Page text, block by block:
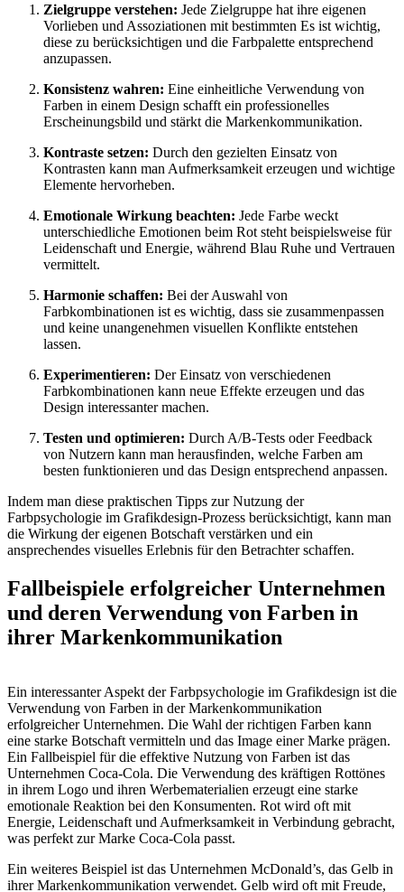
Zielgruppe verstehen: Jede Zielgruppe hat ihre eigenen
Vorlieben und Assoziationen mit bestimmten Es ist wichtig,
diese zu berücksichtigen und die Farbpalette entsprechend
anzupassen.
Konsistenz wahren: Eine einheitliche Verwendung von
Farben in einem Design schafft ein professionelles
Erscheinungsbild und stärkt die Markenkommunikation.
Kontraste setzen: Durch den gezielten Einsatz von
Kontrasten kann man Aufmerksamkeit erzeugen und wichtige
Elemente hervorheben.
Emotionale Wirkung beachten: Jede Farbe weckt
unterschiedliche Emotionen beim Rot steht beispielsweise für
Leidenschaft und Energie, während Blau Ruhe und Vertrauen
vermittelt.
Harmonie schaffen: Bei der Auswahl von
Farbkombinationen ist es wichtig, dass sie zusammenpassen
und keine unangenehmen visuellen Konflikte entstehen
lassen.
Experimentieren: Der Einsatz von verschiedenen
Farbkombinationen kann neue Effekte erzeugen und das
Design interessanter machen.
Testen und optimieren: Durch A/B-Tests oder Feedback
von Nutzern kann man herausfinden, welche Farben am
besten funktionieren und das Design entsprechend anpassen.
Indem man diese praktischen Tipps zur Nutzung der
Farbpsychologie im Grafikdesign-Prozess berücksichtigt, kann man
die Wirkung der eigenen Botschaft verstärken und ein
ansprechendes visuelles Erlebnis für den Betrachter schaffen.
Fallbeispiele erfolgreicher Unternehmen
und deren Verwendung von Farben in
ihrer Markenkommunikation
Ein interessanter Aspekt der Farbpsychologie im Grafikdesign ist die
Verwendung von Farben in der Markenkommunikation
erfolgreicher Unternehmen. Die Wahl der richtigen Farben kann
eine starke Botschaft vermitteln und das Image einer Marke prägen.
Ein Fallbeispiel für die effektive Nutzung von Farben ist das
Unternehmen Coca-Cola. Die Verwendung des kräftigen Rottönes
in ihrem Logo und ihren Werbematerialien erzeugt eine starke
emotionale Reaktion bei den Konsumenten. Rot wird oft mit
Energie, Leidenschaft und Aufmerksamkeit in Verbindung gebracht,
was perfekt zur Marke Coca-Cola passt.
Ein weiteres Beispiel ist das Unternehmen McDonald’s, das Gelb in
ihrer Markenkommunikation verwendet. Gelb wird oft mit Freude,